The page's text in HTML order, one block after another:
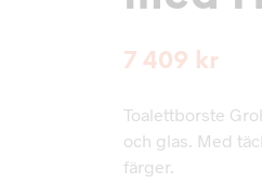
7 409 kr
Toalettborste
och glas. Med
färger.